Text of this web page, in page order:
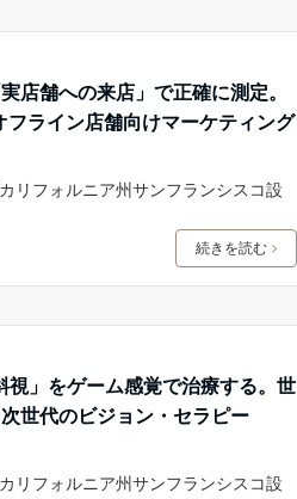
店舗への来店」で正確に測定。
ライン店舗向けマーケティング
リフォルニア州サンフランシスコ設
続きを読む
視」をゲーム感覚で治療する。世
世代のビジョン・セラピー
リフォルニア州サンフランシスコ設